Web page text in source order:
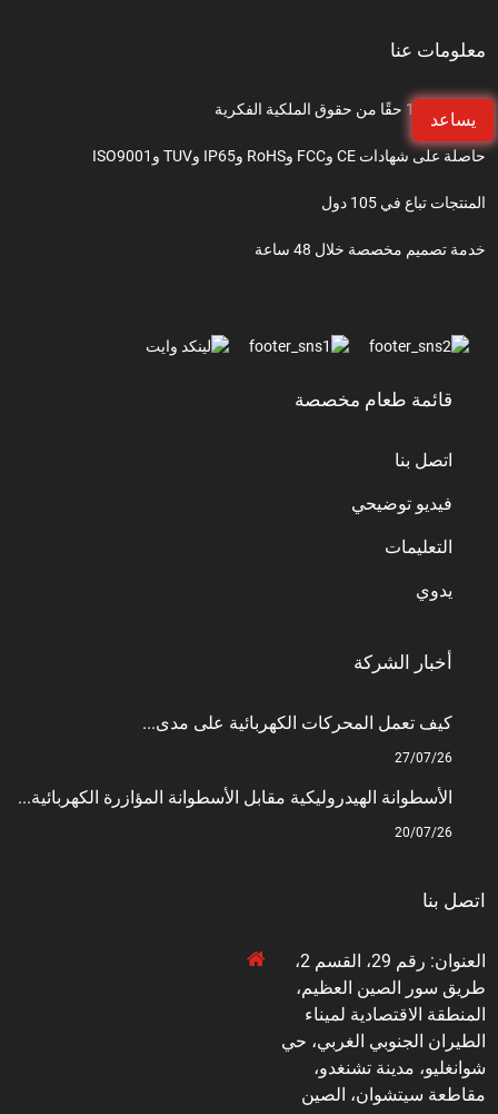
يساعد
معلومات عنا
أكثر من 150 حقًا من حقوق الملكية الفكرية
حاصلة على شهادات CE وFCC وRoHS وIP65 وTUV وISO9001
المنتجات تباع في 105 دول
خدمة تصميم مخصصة خلال 48 ساعة
قائمة طعام مخصصة
اتصل بنا
فيديو توضيحي
التعليمات
يدوي
أخبار الشركة
كيف تعمل المحركات الكهربائية على مدى...
27/07/26
الأسطوانة الهيدروليكية مقابل الأسطوانة المؤازرة الكهربائية...
20/07/26
اتصل بنا
العنوان: رقم 29، القسم 2،
طريق سور الصين العظيم،
المنطقة الاقتصادية لميناء
الطيران الجنوبي الغربي، حي
شوانغليو، مدينة تشنغدو،
مقاطعة سيتشوان، الصين